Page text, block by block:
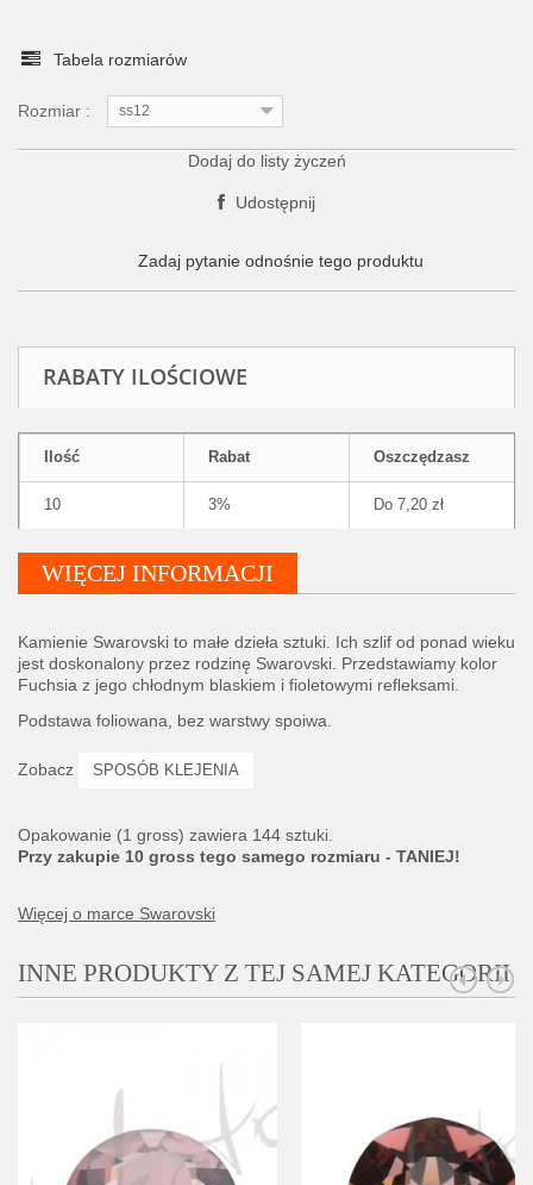
Tabela rozmiarów
Rozmiar : ss12
Dodaj do listy życzeń
Udostępnij
Zadaj pytanie odnośnie tego produktu
RABATY ILOŚCIOWE
Ilość Rabat Oszczędzasz
10 3% Do 7,20 zł
WIĘCEJ INFORMACJI
Kamienie Swarovski to małe dzieła sztuki. Ich szlif od ponad wieku
jest doskonalony przez rodzinę Swarovski. Przedstawiamy kolor
Fuchsia z jego chłodnym blaskiem i fioletowymi refleksami.
Podstawa foliowana, bez warstwy spoiwa.
Zobacz SPOSÓB KLEJENIA
Opakowanie (1 gross) zawiera 144 sztuki.
Przy zakupie 10 gross tego samego rozmiaru - TANIEJ!
Więcej o marce Swarovski
INNE PRODUKTY Z TEJ SAMEJ KATEGORII